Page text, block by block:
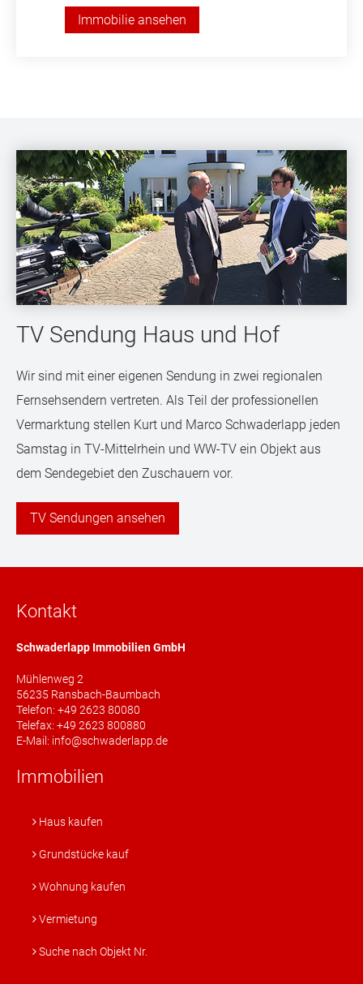
Immobilie ansehen
TV Sendung Haus und Hof
Wir sind mit einer eigenen Sendung in zwei regionalen
Fernsehsendern vertreten. Als Teil der professionellen
Vermarktung stellen Kurt und Marco Schwaderlapp jeden
Samstag in TV-Mittelrhein und WW-TV ein Objekt aus
dem Sendegebiet den Zuschauern vor.
TV Sendungen ansehen
Kontakt
Schwaderlapp Immobilien GmbH
Mühlenweg 2
56235 Ransbach-Baumbach
Telefon: +49 2623 80080
Telefax: +49 2623 800880
E-Mail: info@schwaderlapp.de
Immobilien
Haus kaufen
Grundstücke kauf
Wohnung kaufen
Vermietung
Suche nach Objekt Nr.